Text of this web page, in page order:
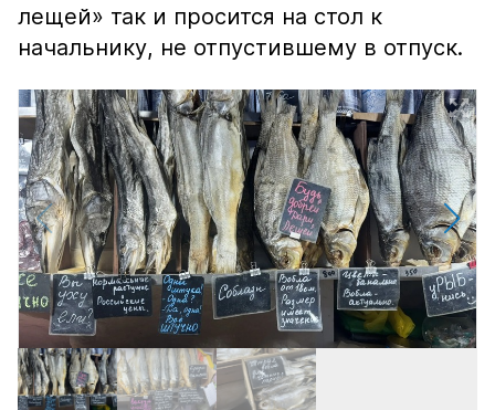
лещей» так и просится на стол к
начальнику, не отпустившему в отпуск.